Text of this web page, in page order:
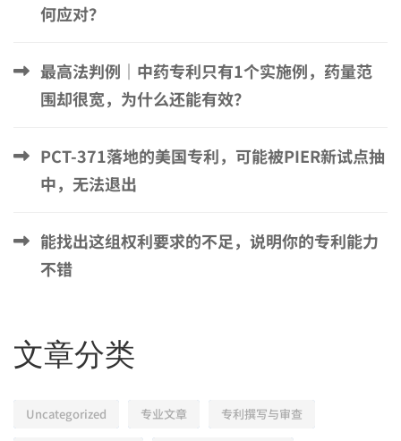
何应对？
最高法判例｜中药专利只有1个实施例，药量范
围却很宽，为什么还能有效？
PCT-371落地的美国专利，可能被PIER新试点抽
中，无法退出
能找出这组权利要求的不足，说明你的专利能力
不错
文章分类
Uncategorized 专业文章 专利撰写与审查